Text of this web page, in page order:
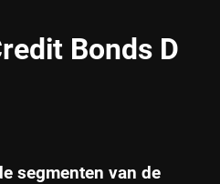
Bonds D
segmenten van de